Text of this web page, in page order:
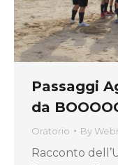
Passaggi
da
Oratorio By
Racconto